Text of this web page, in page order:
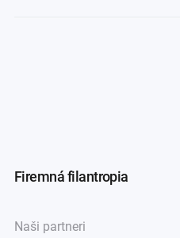
Firemná filantropia
Naši partneri